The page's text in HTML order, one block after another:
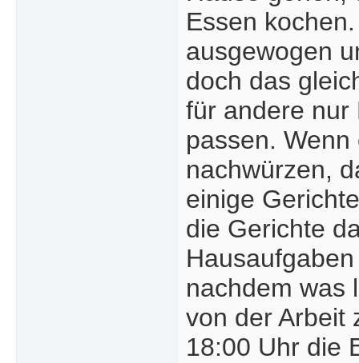
Essen
ausgewogen
doch das
für andere nur
passen.
nachwürzen,
einige
die Gerichte
nachdem was
von der Arbeit
18:00 Uhr die